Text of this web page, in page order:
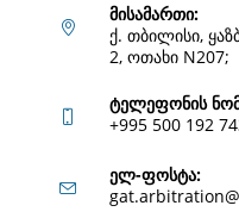
მისამართი:
ქ. თბილისი,
2, ოთახი N207;
ტელეფონის
+995 500 192
in
ელ-ფოსტა: